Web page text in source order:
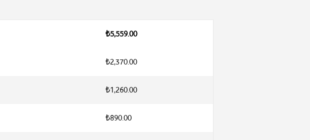
₺5,559.00
₺2,370.00
₺1,260.00
₺890.00